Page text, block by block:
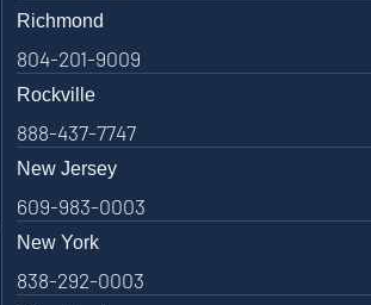
Richmond
804-201-9009
Rockville
888-437-7747
New Jersey
609-983-0003
New York
838-292-0003